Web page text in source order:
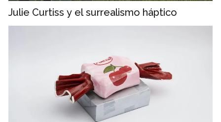
Julie Curtiss y el surrealismo háptico